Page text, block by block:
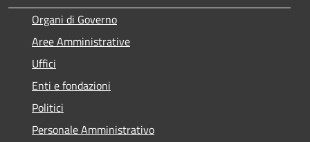
Organi di Governo
Aree Amministrative
Uffici
Enti e fondazioni
Politici
Personale Amministrativo